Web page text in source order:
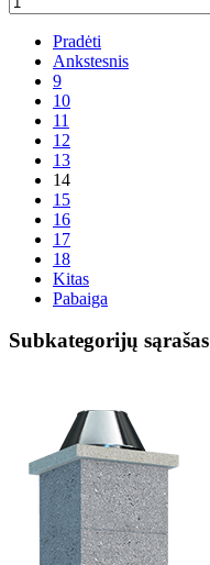
Pradėti
Ankstesnis
9
10
11
12
13
14
15
16
17
18
Kitas
Pabaiga
Subkategorijų sąrašas